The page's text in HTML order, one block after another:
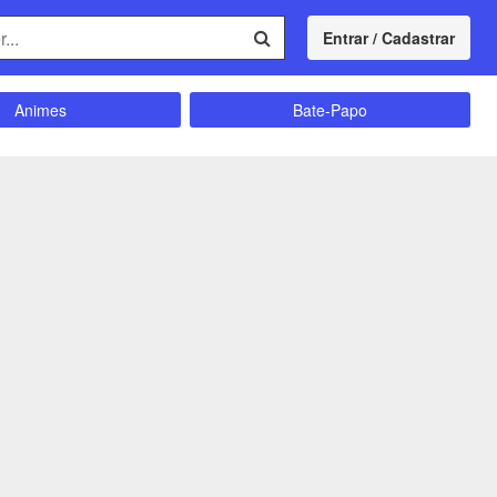
Entrar / Cadastrar
Animes
Bate-Papo